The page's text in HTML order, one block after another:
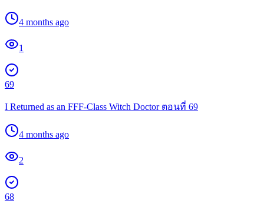
4 months ago
1
69
I Returned as an FFF-Class Witch Doctor ตอนที่ 69
4 months ago
2
68